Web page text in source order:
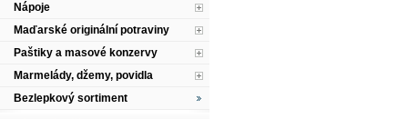
Nápoje
Maďarské originální potraviny
Paštiky a masové konzervy
Marmelády, džemy, povidla
Bezlepkový sortiment